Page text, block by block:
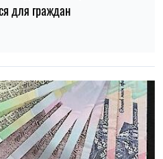
реформу: что изменится в
пенсиях